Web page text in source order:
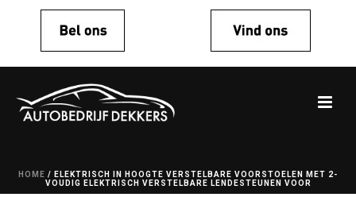
HOME / ELEKTRISCH IN HOOGTE VERSTELBARE VOORSTOELEN MET 2-
VOUDIG ELEKTRISCH VERSTELBARE LENDESTEUNEN VOOR